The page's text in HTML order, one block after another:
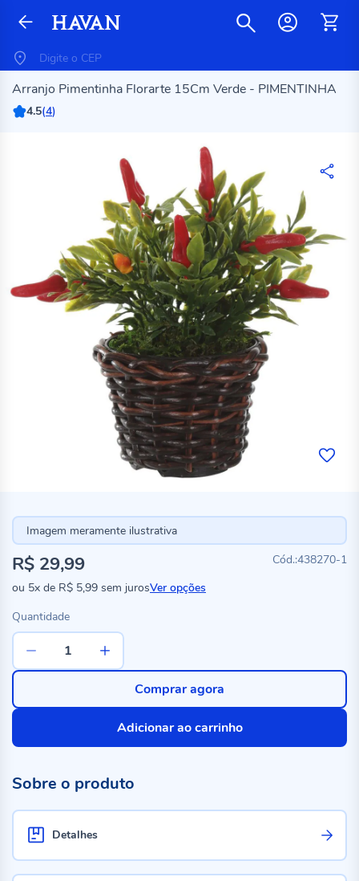
Arranjo Pimentinha Florarte 15Cm Verde - PIMENTINHA
4.5(4)
Imagem meramente ilustrativa
438270-1
R$ 29,99
ou 5x de R$ 5,99 sem jurosVer opções
Quantidade
Adicionar ao carrinho
Comprar agora
Sobre o produto
Detalhes